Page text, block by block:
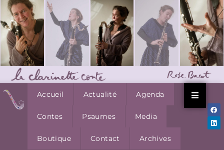
Accueil Actualité Agenda
Contes Psaumes Media
Boutique Contact Archives